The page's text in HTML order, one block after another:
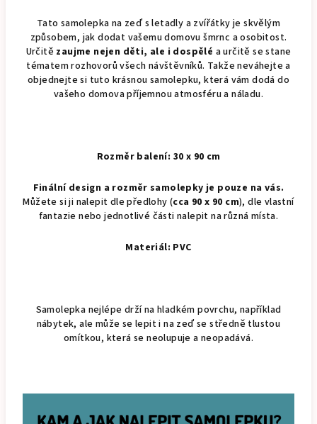
Tato samolepka na zeď s letadly a zvířátky je skvělým
způsobem, jak dodat vašemu domovu šmrnc a osobitost.
Určitě zaujme nejen děti, ale i dospělé a určitě se stane
tématem rozhovorů všech návštěvníků. Takže neváhejte a
objednejte si tuto krásnou samolepku, která vám dodá do
vašeho domova příjemnou atmosféru a náladu.
Rozměr balení: 30 x 90 cm
Finální design a rozměr samolepky je pouze na vás.
Můžete si ji nalepit dle předlohy (cca 90 x 90 cm), dle vlastní
fantazie nebo jednotlivé části nalepit na různá místa.
Materiál: PVC
Samolepka nejlépe drží na hladkém povrchu, například
nábytek, ale může se lepit i na zeď se středně tlustou
omítkou, která se neolupuje a neopadává.